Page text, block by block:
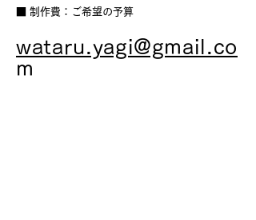
■ 制作費：ご希望の予算
wataru.yagi@gmail.co
m